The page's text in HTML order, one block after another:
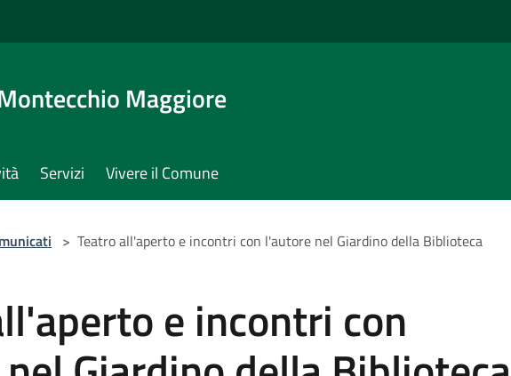
Maggiore
Servizi Vivere il Comune
> Teatro all'aperto e incontri con l'autore nel Giardino della Biblioteca
e incontri con